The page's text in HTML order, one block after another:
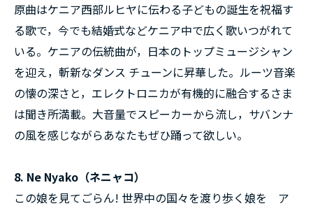
原曲はケニア西部ルヒヤに伝わる子どもの誕生を祝福す
る歌で，今でも結婚式などケニア中で広く歌いつがれて
いる。ケニアの伝統曲が，日本のトップミュージシャン
を迎え，斬新なダンス チューンに昇華した。ルーツ音楽
の懐の深さと，エレクトロニカが有機的に融合するさま
は聞き所満載。大音量でスピーカーから流し，サバンナ
の風を感じながらあなたもぜひ踊って欲しい。
8. Ne Nyako（ネニャコ）
この娘を見てごらん! 世界中の国々を渡り歩く娘を ア